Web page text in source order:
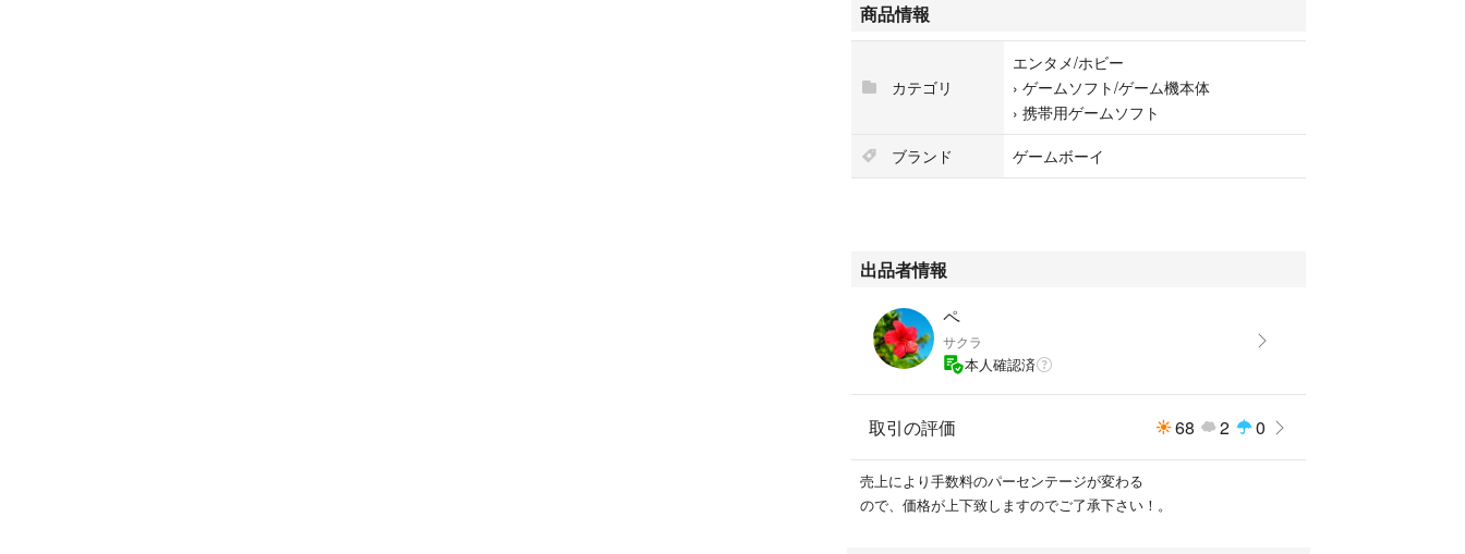
商品情報
カテゴリ
エンタメ/ホビー
› ゲームソフト/ゲーム機本体
› 携帯用ゲームソフト
ブランド
ゲームボーイ
出品者情報
ペ
サクラ
本人確認済
取引の評価 68 2 0
売上により手数料のパーセンテージが変わる
ので、価格が上下致しますのでご了承下さい！。